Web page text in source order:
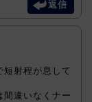
返信
射程が息して
間違いなくナー